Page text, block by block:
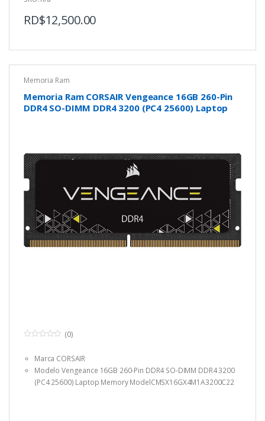
RD$12,500.00
Memoria Ram
Memoria Ram CORSAIR Vengeance 16GB 260-Pin
DDR4 SO-DIMM DDR4 3200 (PC4 25600) Laptop
u
o
(0)
Marca CORSAIR
Modelo Vengeance 16GB 260-Pin DDR4 SO-DIMM DDR4 3200
(PC4 25600) Laptop Memory ModelCMSX16GX4M1A3200C22